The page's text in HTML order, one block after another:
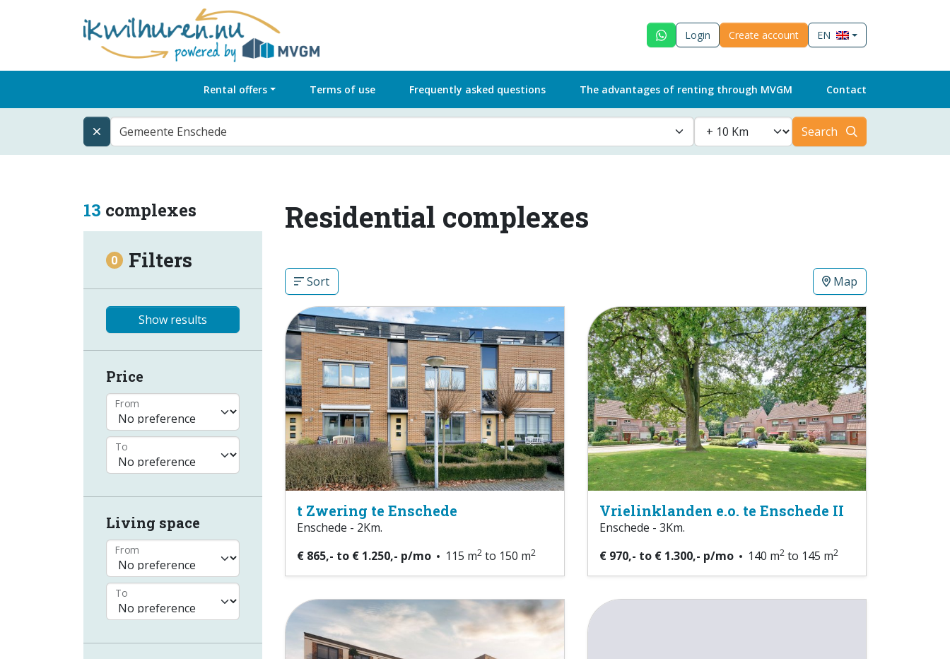
Login Create account EN
Rental offers Terms of use Frequently asked questions The advantages of renting through MVGM Contact
Gemeente Enschede Search
13 complexes
0 Filters
Show results
Price
From
To
Living space
From
To
Residential complexes
Sort Map
t Zwering te Enschede
Enschede - 2Km.
€ 865,- to € 1.250,- p/mo
115 m2 to 150 m2
Vrielinklanden e.o. te Enschede II
Enschede - 3Km.
€ 970,- to € 1.300,- p/mo
140 m2to 145 m2